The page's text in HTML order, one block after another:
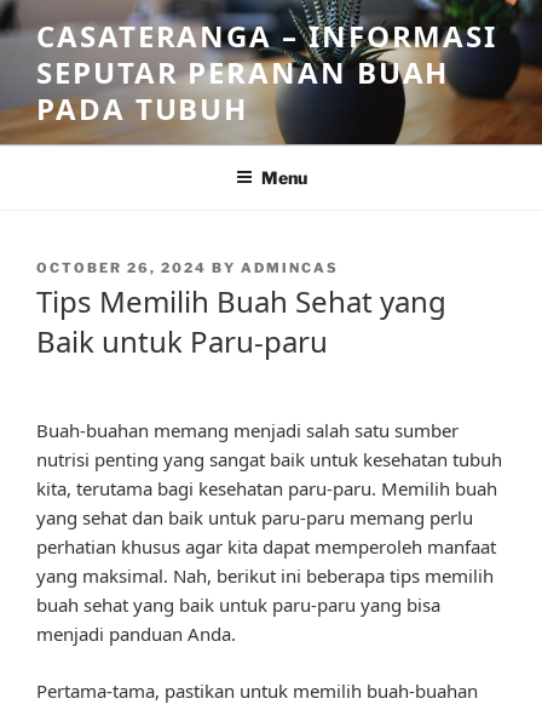
Skip
to
content
CASATERANGA – INFORMASI
SEPUTAR PERANAN BUAH
PADA TUBUH
Menu
POSTED
ON
OCTOBER 26, 2024 BY ADMINCAS
Tips Memilih Buah Sehat yang
Baik untuk Paru-paru
Buah-buahan memang menjadi salah satu sumber
nutrisi penting yang sangat baik untuk kesehatan tubuh
kita, terutama bagi kesehatan paru-paru. Memilih buah
yang sehat dan baik untuk paru-paru memang perlu
perhatian khusus agar kita dapat memperoleh manfaat
yang maksimal. Nah, berikut ini beberapa tips memilih
buah sehat yang baik untuk paru-paru yang bisa
menjadi panduan Anda.
Pertama-tama, pastikan untuk memilih buah-buahan